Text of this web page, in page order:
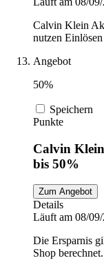
Calvin Klein
nutzen
Angebot
50%
Speichern
Punkte
Calvin
bis 50%
Zum Angebot
Details
Läuft am 08/
Die Ersparnis
Shop berechnet.